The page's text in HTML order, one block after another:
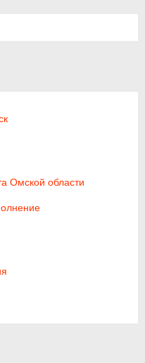
Омской области